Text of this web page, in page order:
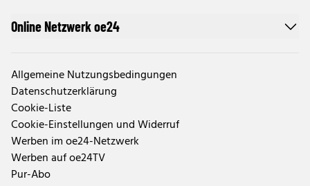
Online Netzwerk oe24
Allgemeine Nutzungsbedingungen
Datenschutzerklärung
Cookie-Liste
Cookie-Einstellungen und Widerruf
Werben im oe24-Netzwerk
Werben auf oe24TV
Pur-Abo